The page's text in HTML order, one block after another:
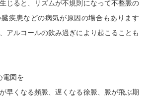
じると、リズムが不規則になって不整脈の
疾患などの病気が原因の場合もあります
アルコールの飲み過ぎにより起こることも
電図を
早くなる頻脈、遅くなる徐脈、脈が飛ぶ期